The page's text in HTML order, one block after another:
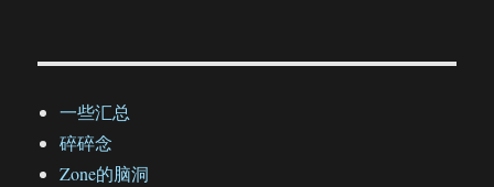
一些汇总
碎碎念
Zone的脑洞